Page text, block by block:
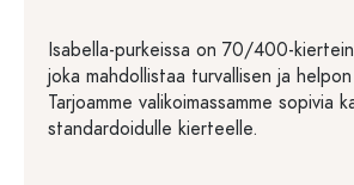
Isabella-purkeissa on 70/400-
joka mahdollistaa turvallisen ja
Tarjoamme valikoimassamme sopivia
standardoidulle kierteelle.